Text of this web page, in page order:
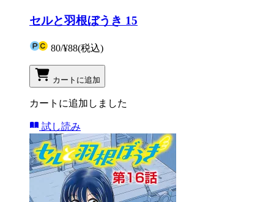
セルと羽根ぼうき 15
80/¥88(税込)
カートに追加
カートに追加しました
試し読み